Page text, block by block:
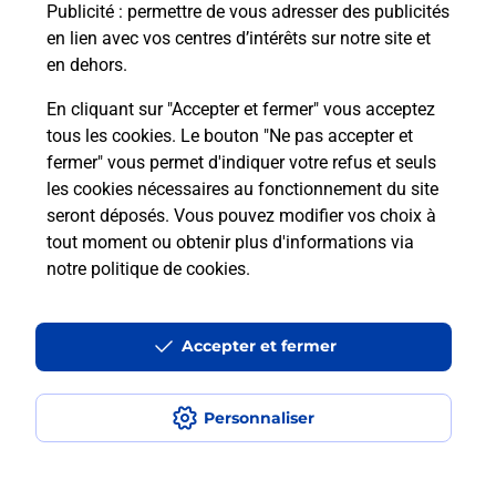
Publicité : permettre de vous adresser des publicités
en lien avec vos centres d’intérêts sur notre site et
en dehors.
En cliquant sur "Accepter et fermer" vous acceptez
tous les cookies. Le bouton "Ne pas accepter et
fermer" vous permet d'indiquer votre refus et seuls
les cookies nécessaires au fonctionnement du site
seront déposés. Vous pouvez modifier vos choix à
tout moment ou obtenir plus d'informations via
notre politique de cookies.
Personnaliser
Accepter et fermer
Comment est installée la
téléassistance classique ?
Localiser Liste
Liste - téléassistance
Lot-et-Garonne - téléassistance
Tombeboeuf - téléassistance
Accessibilité : partiellement conforme
Conditions contractuelles
Mentions légales